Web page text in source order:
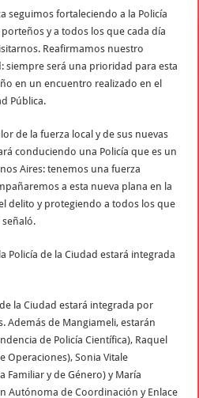
seguimos fortaleciendo a la Policía
y a todos los que cada día
Reafirmamos nuestro
siempre será una prioridad para esta
en un encuentro realizado en el
Pública.
de la fuerza local y de sus nuevas
conduciendo una Policía que es un
Aires: tenemos una fuerza
a esta nueva plana en la
delito y protegiendo a todos los que
señaló.
Policía de la Ciudad estará integrada
la Ciudad estará integrada por
Además de Mangiameli, estarán
de Policía Científica), Raquel
Operaciones), Sonia Vitale
Familiar y de Género) y María
Autónoma de Coordinación y Enlace